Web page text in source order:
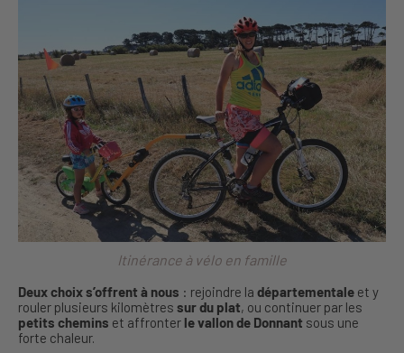
Itinérance à vélo en famille
Deux choix s’offrent à nous : rejoindre la départementale et y
rouler plusieurs kilomètres sur du plat, ou continuer par les
petits chemins et affronter le vallon de Donnant sous une
forte chaleur.